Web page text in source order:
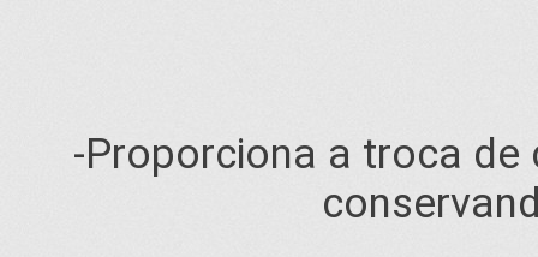
-Proporciona a troca